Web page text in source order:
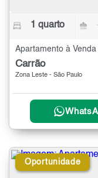
1 quarto
Apartamento à
Carrão
Zona Leste - São Paulo
Oportunidade